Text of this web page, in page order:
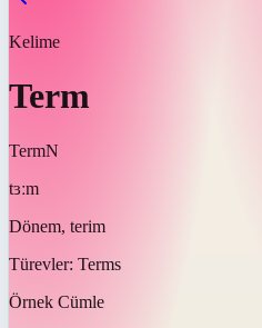
Kelime
Term
TermN
tɜːm
Dönem, terim
Türevler: Terms
Örnek Cümle